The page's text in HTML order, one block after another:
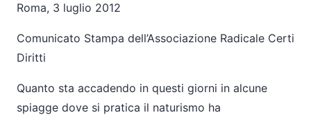
Roma, 3 luglio 2012
Comunicato Stampa dell’Associazione Radicale Certi
Diritti
Quanto sta accadendo in questi giorni in alcune
spiagge dove si pratica il naturismo ha